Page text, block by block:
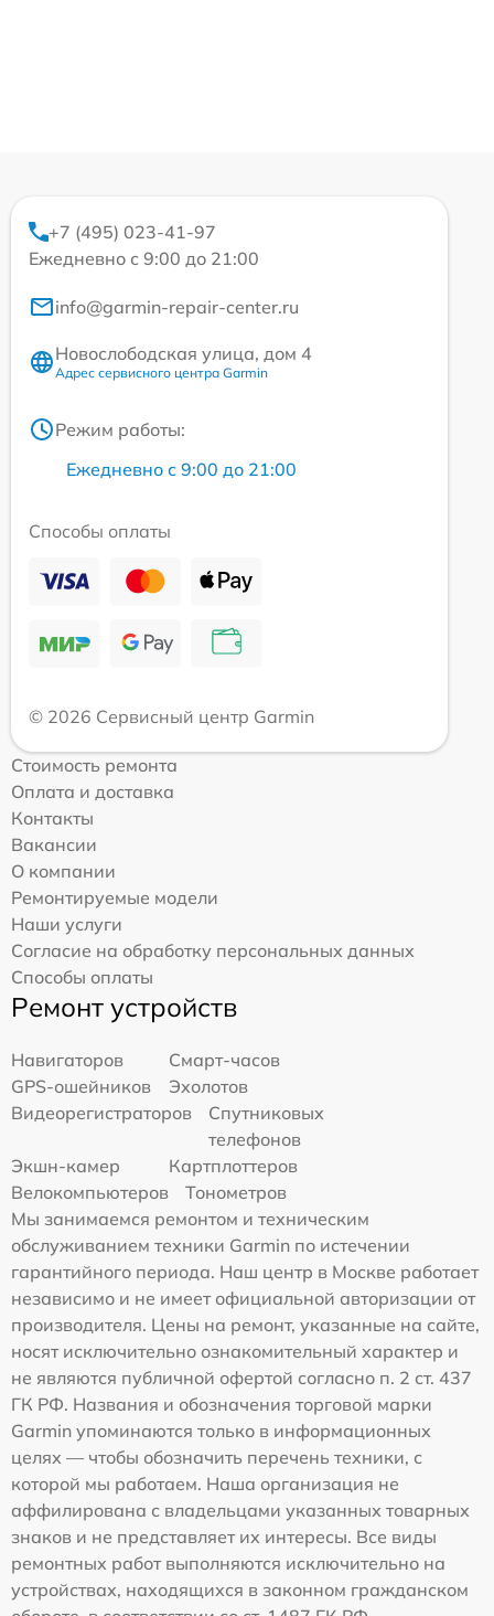
+7 (495) 023-41-97
Ежедневно с 9:00 до 21:00
info@garmin-repair-center.ru
Новослободская улица, дом 4
Адрес сервисного центра Garmin
Режим работы:
Ежедневно с 9:00 до 21:00
Способы оплаты
© 2026 Сервисный центр Garmin
Стоимость ремонта
Оплата и доставка
Контакты
Вакансии
О компании
Ремонтируемые модели
Наши услуги
Согласие на обработку персональных данных
Способы оплаты
Ремонт устройств
Навигаторов
Смарт-часов
GPS-ошейников
Эхолотов
Видеорегистраторов
Спутниковых
телефонов
Экшн-камер
Картплоттеров
Велокомпьютеров
Тонометров
Мы занимаемся ремонтом и техническим
обслуживанием техники Garmin по истечении
гарантийного периода. Наш центр в Москве работает
независимо и не имеет официальной авторизации от
производителя. Цены на ремонт, указанные на сайте,
носят исключительно ознакомительный характер и
не являются публичной офертой согласно п. 2 ст. 437
ГК РФ. Названия и обозначения торговой марки
Garmin упоминаются только в информационных
целях — чтобы обозначить перечень техники, с
которой мы работаем. Наша организация не
аффилирована с владельцами указанных товарных
знаков и не представляет их интересы. Все виды
ремонтных работ выполняются исключительно на
устройствах, находящихся в законном гражданском